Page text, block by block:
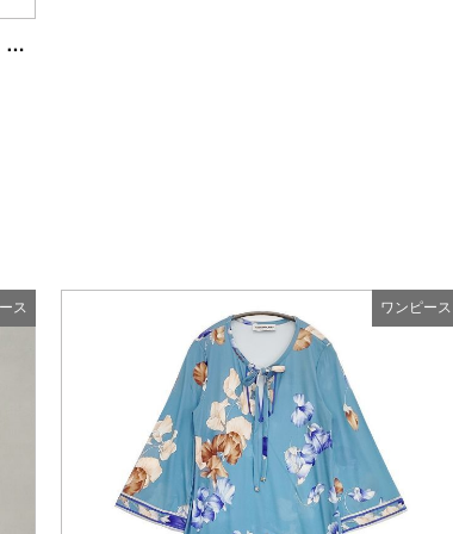
Rick Owens リックオウエンス ワンピース レディース Mサイズ
ス ワンピース